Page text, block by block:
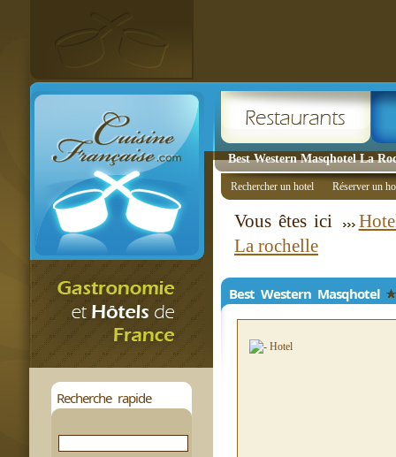
Best Western Masqhotel La
Recherche rapide
Rechercher un hotel Réserver un
Vous êtes ici
La rochelle
Best Western Masqhotel